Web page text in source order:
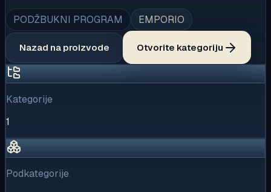
PODŽBUKNI PROGRAM EMPORIO
Nazad na proizvode Otvorite kategoriju
Kategorije
1
Podkategorije